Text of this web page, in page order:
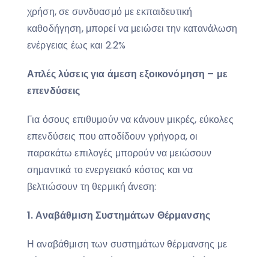
χρήση, σε συνδυασμό με εκπαιδευτική
καθοδήγηση, μπορεί να μειώσει την κατανάλωση
ενέργειας έως και 2.2%
Απλές λύσεις για άμεση εξοικονόμηση – με
επενδύσεις
Για όσους επιθυμούν να κάνουν μικρές, εύκολες
επενδύσεις που αποδίδουν γρήγορα, οι
παρακάτω επιλογές μπορούν να μειώσουν
σημαντικά το ενεργειακό κόστος και να
βελτιώσουν τη θερμική άνεση:
1. Αναβάθμιση Συστημάτων Θέρμανσης
Η αναβάθμιση των συστημάτων θέρμανσης με